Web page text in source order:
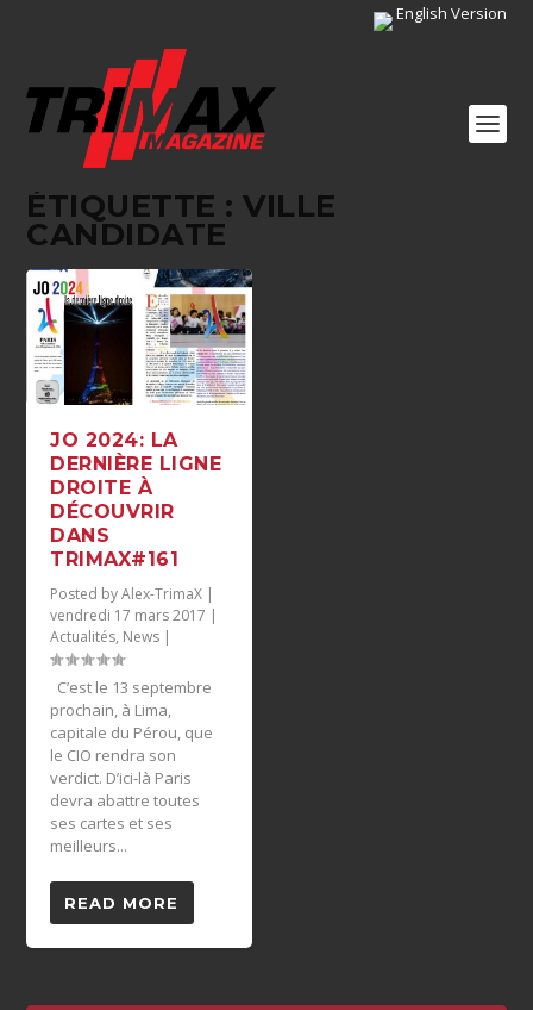
English Version
ÉTIQUETTE :VILLE
CANDIDATE
JO 2024: LA
DERNIÈRE LIGNE
DROITE À
DÉCOUVRIR
DANS
TRIMAX#161
Posted byAlex-TrimaX |
vendredi 17 mars 2017 |
Actualités, News |
C’est le 13 septembre
prochain, à Lima,
capitale du Pérou, que
le CIO rendra son
verdict. D’ici-là Paris
devra abattre toutes
ses cartes et ses
meilleurs...
READ MORE